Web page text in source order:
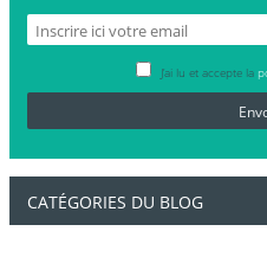
J’ai lu et accepte la
CATÉGORIES DU BLOG